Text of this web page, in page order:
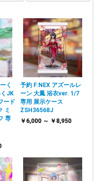
く
JK
ード
ミ
専
予約 F:NEX アズールレ
ーン 大鳳 浴衣ver. 1/7
専用 展示ケース
ZSH36568J
￥6,000 ～ ￥8,950